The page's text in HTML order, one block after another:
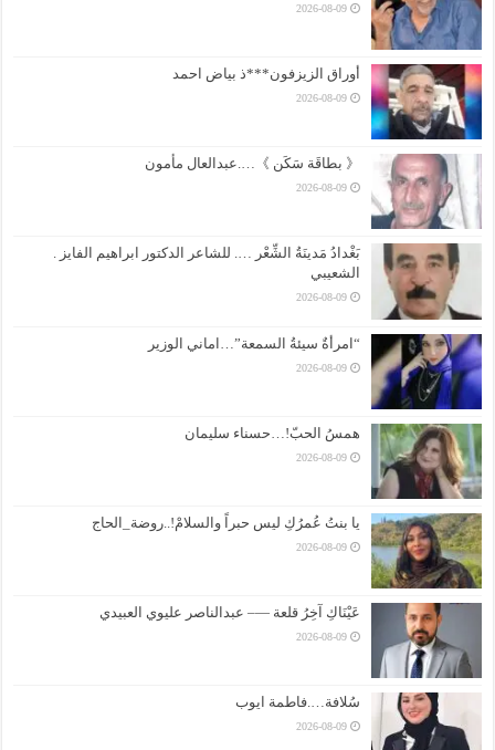
2026-08-09
أوراق الزيزفون***ذ بياض احمد
2026-08-09
《 بطاقَة سَكَن 》….عبدالعال مأمون
2026-08-09
بَغْدادُ مَدينَةُ الشِّعْر …. للشاعر الدكتور ابراهيم الفايز .
الشعيبي
2026-08-09
“امرأةٌ سيئةُ السمعة”…اماني الوزير
2026-08-09
همسُ الحبّ!…حسناء سليمان
2026-08-09
يا بنتُ عُمرُكِ ليس حبراً والسلامْ!..روضة_الحاج
2026-08-09
عَيْنَاكِ آخِرُ قلعة —– عبدالناصر عليوي العبيدي
2026-08-09
سُلافة….فاطمة ايوب
2026-08-09